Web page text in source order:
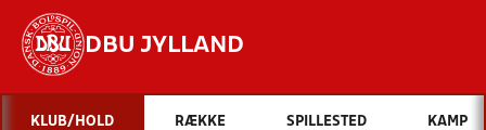
DBU JYLLAND
Hvad vil du søge efter?
KLUB/HOLD RÆKKE SPILLESTED KAMP